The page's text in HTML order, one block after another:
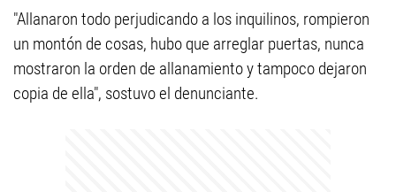
"Allanaron todo perjudicando a los inquilinos, rompieron
un montón de cosas, hubo que arreglar puertas, nunca
mostraron la orden de allanamiento y tampoco dejaron
copia de ella", sostuvo el denunciante.